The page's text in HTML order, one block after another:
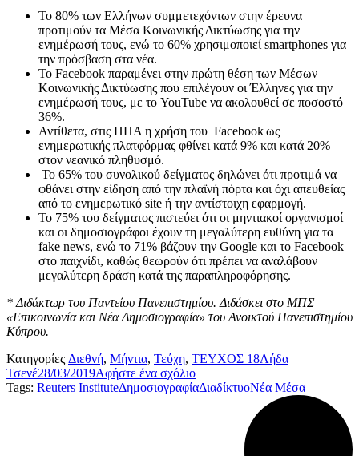
Το 80% των Ελλήνων συμμετεχόντων στην έρευνα
προτιμούν τα Μέσα Κοινωνικής Δικτύωσης για την
ενημέρωσή τους, ενώ το 60% χρησιμοποιεί smartphones για
την πρόσβαση στα νέα.
Το Facebook παραμένει στην πρώτη θέση των Μέσων
Κοινωνικής Δικτύωσης που επιλέγουν οι Έλληνες για την
ενημέρωσή τους, με το YouTube να ακολουθεί σε ποσοστό
36%.
Αντίθετα, στις ΗΠΑ η χρήση του Facebookως
ενημερωτικής πλατφόρμας φθίνει κατά 9% και κατά 20%
στον νεανικό πληθυσμό.
Το 65% του συνολικού δείγματος δηλώνει ότι προτιμά να
φθάνει στην είδηση από την πλαϊνή πόρτα και όχι απευθείας
από το ενημερωτικό site ή την αντίστοιχη εφαρμογή.
Το 75% του δείγματος πιστεύει ότι οι μηντιακοί οργανισμοί
και οι δημοσιογράφοι έχουν τη μεγαλύτερη ευθύνη για τα
fake news, ενώ το 71% βάζουν την Google και το Facebook
στο παιχνίδι, καθώς θεωρούν ότι πρέπει να αναλάβουν
μεγαλύτερη δράση κατά της παραπληροφόρησης.
* Διδάκτωρ του Παντείου Πανεπιστημίου. Διδάσκει στο ΜΠΣ
«Επικοινωνία και Νέα Δημοσιογραφία» του Ανοικτού Πανεπιστημίου
Κύπρου.
Κατηγορίες Διεθνή, Μήντια, Τεύχη, ΤΕΥΧΟΣ 18Λήδα
Τσενέ28/03/2019Αφήστε ένα σχόλιο
Tags: Reuters InstituteΔημοσιογραφίαΔιαδίκτυοΝέα Μέσα